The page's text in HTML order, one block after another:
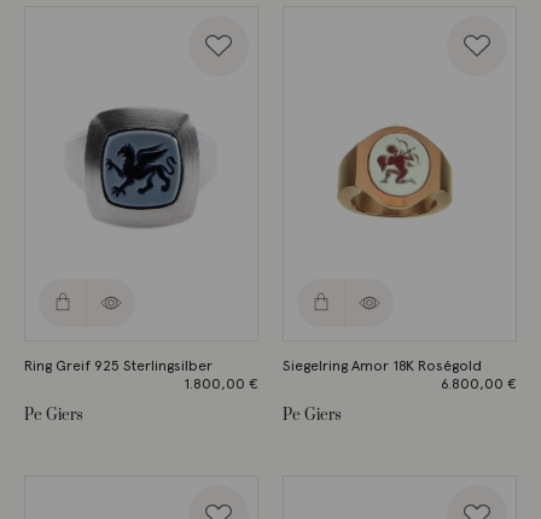
Ring Greif 925 Sterlingsilber
1.800,00 €
Pe Giers
Siegelring Amor 18K Roségold
6.800,00 €
Pe Giers